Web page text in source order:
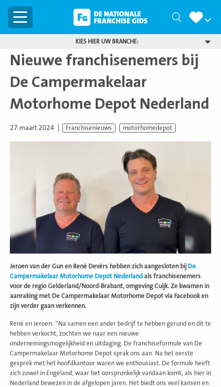
Menu Zoeken
KIES HIER UW BRANCHE:
Nieuwe franchisenemers bij
De Campermakelaar
Motorhome Depot Nederland
27 maart 2024 Franchisenieuws motorhomedepot
Jeroen van der Gun en René Devèrs hebben zich aangesloten bij De
Campermakelaar Motorhome Depot Nederland als franchisenemers
voor de regio Gelderland/Noord-Brabant, omgeving Cuijk. Ze kwamen in
aanraking met De Campermakelaar Motorhome Depot via Facebook en
zijn verder gaan verkennen.
René en Jeroen: “Na samen een ander bedrijf te hebben gerund en dit te
hebben verkocht, zochten we naar een nieuwe
ondernemingsmogelijkheid en uitdaging. De franchiseformule van De
Campermakelaar Motorhome Depot sprak ons aan. Na het eerste
gesprek met het hoofdkantoor waren we enthousiast. De formule heeft
zich zowel in Engeland, waar het oorspronkelijk vandaan komt, als hier in
Nederland bewezen in de afgelopen jaren. Het biedt ons veel kansen en